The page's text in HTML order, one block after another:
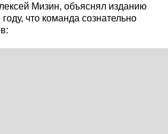
Мизин, объяснял изданию
что команда сознательно